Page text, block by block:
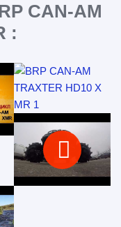
CAN-AM
: